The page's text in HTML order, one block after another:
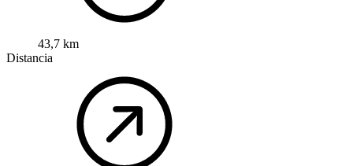
43,7 km
Distancia